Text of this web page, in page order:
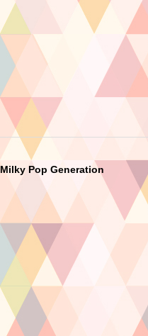
Milky Pop Generation